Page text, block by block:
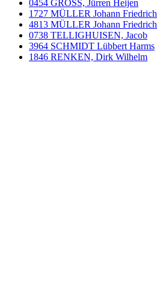
0454 GROSS, Jürren Heijen
1727 MÜLLER Johann Friedrich
4813 MÜLLER Johann Friedrich
0738 TELLIGHUISEN, Jacob
3964 SCHMIDT Lübbert Harms
1846 RENKEN, Dirk Wilhelm